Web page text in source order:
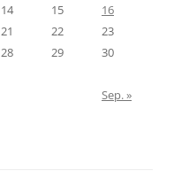
14 15
16
21 22
23
28 29
30
Sep. »